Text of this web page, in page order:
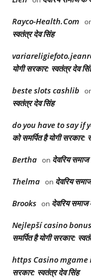
Rayco-Health.Com
स्वतंत्र देव सिंह
योगी सरकार: स्वतंत्र देव
beste slots cashlib
स्वतंत्र देव सिंह
do you have to say if
को समर्पित है योगी सरकार:
Bertha on देवरिय समाज
Thelma on देवरिय
Brooks on देवरिय समाज
Nejlepší casino
समर्पित है योगी सरकार:
https Casino mgame
सरकार: स्वतंत्र देव सिंह